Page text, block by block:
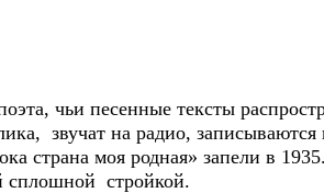
чьи песенные тексты
звучат на радио,
моя родная» запели в
сплошной стройкой.